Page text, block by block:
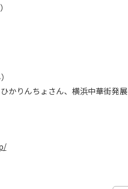
かりんちょさん、横浜中華街発